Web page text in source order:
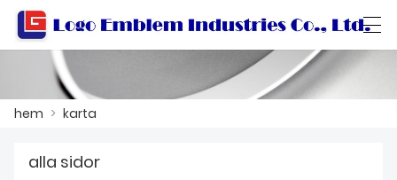
HEM
العربية Български Català
hem > karta
alla sidor